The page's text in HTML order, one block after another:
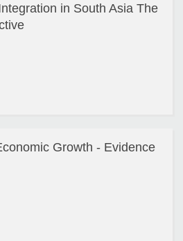
in South Asia The
Growth - Evidence